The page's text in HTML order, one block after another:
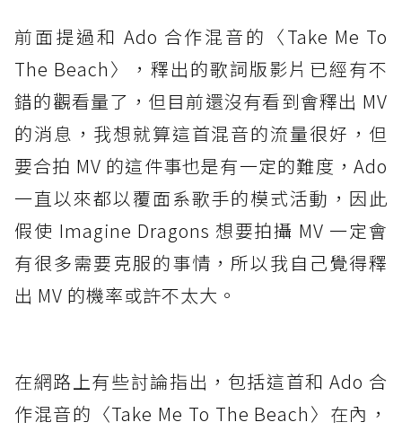
前面提過和 Ado 合作混音的〈Take Me To
The Beach〉，釋出的歌詞版影片已經有不
錯的觀看量了，但目前還沒有看到會釋出 MV
的消息，我想就算這首混音的流量很好，但
要合拍 MV 的這件事也是有一定的難度，Ado
一直以來都以覆面系歌手的模式活動，因此
假使 Imagine Dragons 想要拍攝 MV 一定會
有很多需要克服的事情，所以我自己覺得釋
出 MV 的機率或許不太大。
在網路上有些討論指出，包括這首和 Ado 合
作混音的〈Take Me To The Beach〉在內，